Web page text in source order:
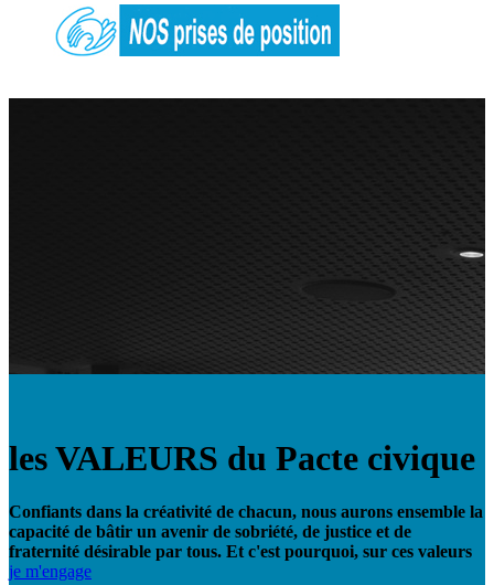
les VALEURS du Pacte civique
Confiants dans la créativité de chacun, nous aurons ensemble la
capacité de bâtir un avenir de sobriété, de justice et de
fraternité désirable par tous. Et c'est pourquoi, sur ces valeurs
je m'engage